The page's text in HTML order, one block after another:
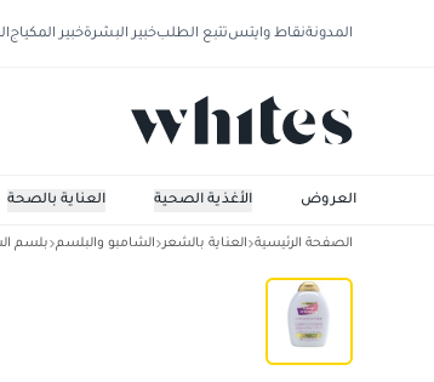
المدونةنقاط وايتستتبع الطلبخبير البشرةخبير المكياج
العناية بالصحة الأغذية الصحية العروض
الصفحة الرئيسية العناية بالشعر الشامبو والبلسم بلسم